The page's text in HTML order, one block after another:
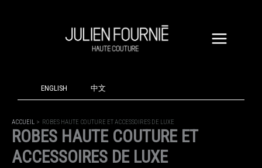
ENGLISH 中文
ACCUEIL ROBES HAUTE COUTURE ET ACCESSOIRES DE LUXE
ROBES HAUTE COUTURE ET
ACCESSOIRES DE LUXE